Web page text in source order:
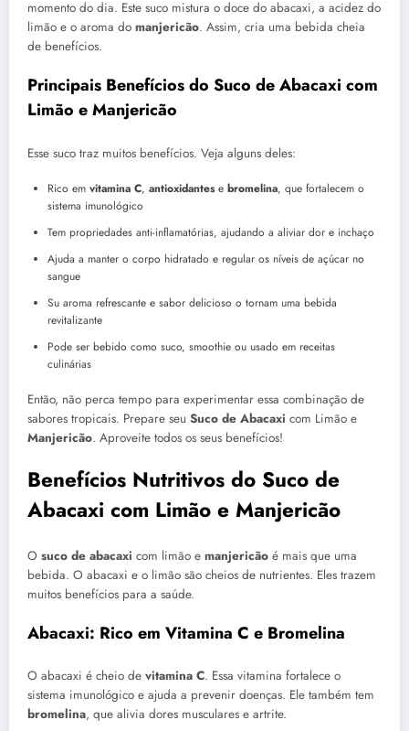
momento do dia. Este suco mistura o doce do abacaxi, a acidez do
limão e o aroma do manjericão. Assim, cria uma bebida cheia
de benefícios.
Principais Benefícios do Suco de Abacaxi com
Limão e Manjericão
Esse suco traz muitos benefícios. Veja alguns deles:
Rico em vitamina C, antioxidantese bromelina, que fortalecem o
sistema imunológico
Tem propriedades anti-inflamatórias, ajudando a aliviar dor e inchaço
Ajuda a manter o corpo hidratado e regular os níveis de açúcar no
sangue
Su aroma refrescante e sabor delicioso o tornam uma bebida
revitalizante
Pode ser bebido como suco, smoothie ou usado em receitas
culinárias
Então, não perca tempo para experimentar essa combinação de
sabores tropicais. Prepare seu Suco de Abacaxi com Limão e
Manjericão. Aproveite todos os seus benefícios!
Benefícios Nutritivos do Suco de
Abacaxi com Limão e Manjericão
O suco de abacaxi com limão e manjericão é mais que uma
bebida. O abacaxi e o limão são cheios de nutrientes. Eles trazem
muitos benefícios para a saúde.
Abacaxi: Rico em Vitamina C e Bromelina
O abacaxi é cheio de vitamina C. Essa vitamina fortalece o
sistema imunológico e ajuda a prevenir doenças. Ele também tem
bromelina, que alivia dores musculares e artrite.